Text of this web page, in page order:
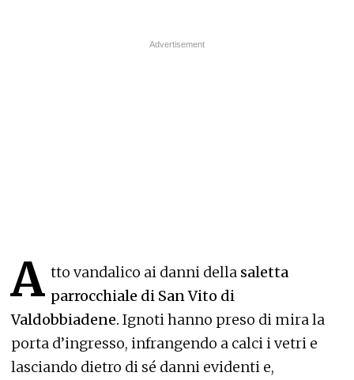
A tto vandalico ai danni della saletta
parrocchiale di San Vito di
Valdobbiadene. Ignoti hanno preso di mira la
porta d’ingresso, infrangendo a calci i vetri e
lasciando dietro di sé danni evidenti e,